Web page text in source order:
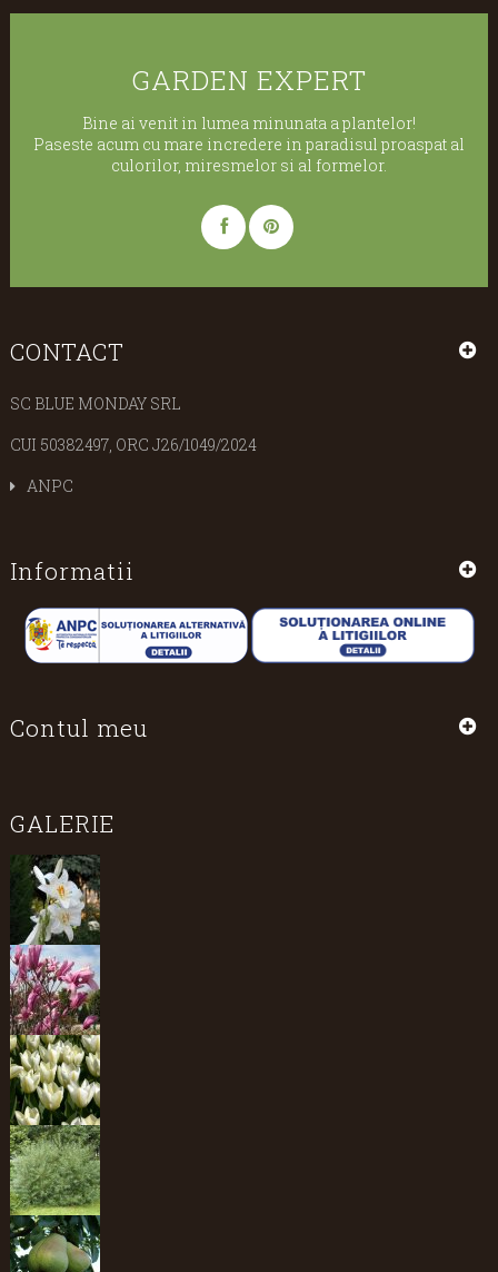
GARDEN EXPERT
Bine ai venit in lumea minunata a plantelor!
Paseste acum cu mare incredere in paradisul proaspat al
culorilor, miresmelor si al formelor.
CONTACT
SC BLUE MONDAY SRL
CUI 50382497, ORC J26/1049/2024
ANPC
Informatii
Contul meu
GALERIE